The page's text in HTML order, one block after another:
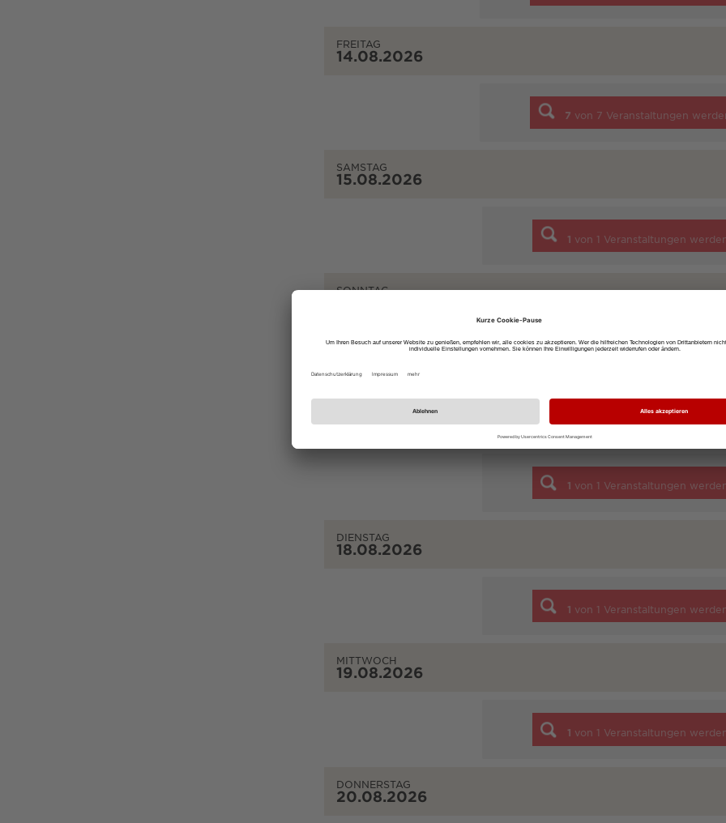
FREITAG
14.08.2026
7 von 7 Veranstaltungen
SAMSTAG
15.08.2026
1 von 1 Veranstaltungen
SONNTAG
17.08.2026
1 von 1 Veranstaltungen
DIENSTAG
18.08.2026
1 von 1 Veranstaltungen
MITTWOCH
19.08.2026
1 von 1 Veranstaltungen
DONNERSTAG
20.08.2026